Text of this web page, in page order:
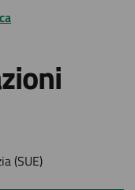
(SUE)